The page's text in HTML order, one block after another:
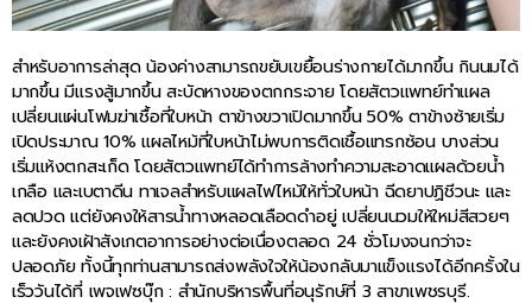
สำหรับอาการล่าสุด น้องค่างสามารถขยับเขยื้อนร่างกายได้มากขึ้น กินนมได้
มากขึ้น มีแรงสู้มากขึ้น สะบัดหางของตกกระจาย โดยสัตวแพทย์ทำแผล
เปลี่ยนแผ่นโฟมฆ่าเชื้อที่ใบหน้า ตาข้างขวาเปิดมากขึ้น 50% ตาข้างซ้ายเริ่ม
เปิดประมาณ 10% แผลไหม้ที่ใบหน้าไม่พบการติดเชื้อแทรกซ้อน บางส่วน
เริ่มแห้งตกสะเก็ด โดยสัตวแพทย์ได้ทำการล้างทำความสะอาดแผลด้วยน้ำ
เกลือ และเบตาดีน ทาเจลสำหรับแผลไฟไหม้ให้ทั่วใบหน้า ฉีดยาปฏิชีวนะ และ
ลดปวด แต่ยังคงให้สารน้ำทางหลอดเลือดดำอยู่ เปลี่ยนนวมให้ใหม่สีสวยๆ
และยังคงเฝ้าสังเกตอาการอย่างต่อเนื่องตลอด 24 ชั่วโมงจนกว่าจะ
ปลอดภัย ทั้งนี้ทุกท่านสามารถส่งพลังใจให้น้องกลับมาแข็งแรงได้อีกครั้งใน
เร็ววันได้ที่ เพจเฟซบุ๊ก : สำนักบริหารพื้นที่อนุรักษ์ที่ 3 สาขาเพชรบุรี.